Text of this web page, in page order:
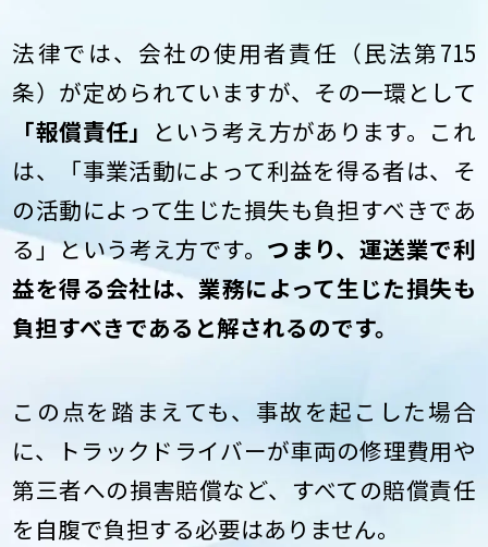
法律では、会社の使用者責任（民法第715
条）が定められていますが、その一環として
「報償責任」 という考え方があります。これ
は、「事業活動によって利益を得る者は、そ
の活動によって生じた損失も負担すべきであ
る」という考え方です。 つまり、運送業で利
益を得る会社は、業務によって生じた損失も
負担すべきであると解されるのです。
この点を踏まえても、事故を起こした場合
に、トラックドライバーが車両の修理費用や
第三者への損害賠償など、すべての賠償責任
を自腹で負担する必要はありません。